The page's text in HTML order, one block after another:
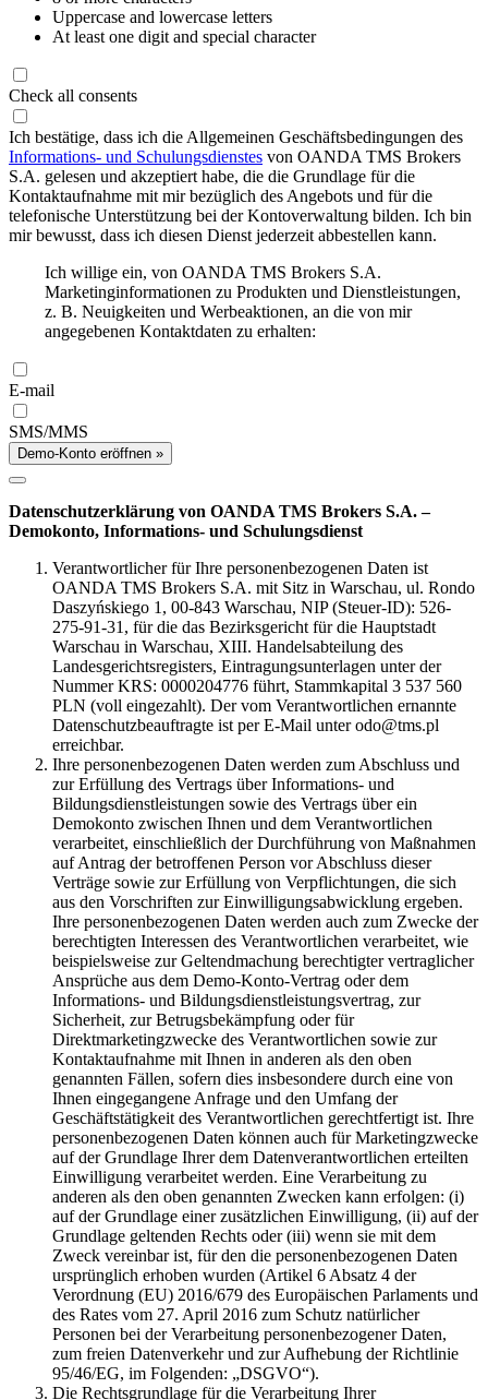
Uppercase and lowercase letters
At least one digit and special character
Check all consents
Ich bestätige, dass ich die Allgemeinen Geschäftsbedingungen des
Informations- und Schulungsdienstes von OANDA TMS Brokers
S.A. gelesen und akzeptiert habe, die die Grundlage für die
Kontaktaufnahme mit mir bezüglich des Angebots und für die
telefonische Unterstützung bei der Kontoverwaltung bilden. Ich bin
mir bewusst, dass ich diesen Dienst jederzeit abbestellen kann.
Ich willige ein, von OANDA TMS Brokers S.A.
Marketinginformationen zu Produkten und Dienstleistungen,
z. B. Neuigkeiten und Werbeaktionen, an die von mir
angegebenen Kontaktdaten zu erhalten:
E-mail
SMS/MMS
Demo-Konto eröffnen »
Datenschutzerklärung von OANDA TMS Brokers S.A. –
Demokonto, Informations- und Schulungsdienst
Verantwortlicher für Ihre personenbezogenen Daten ist
OANDA TMS Brokers S.A. mit Sitz in Warschau, ul. Rondo
Daszyńskiego 1, 00-843 Warschau, NIP (Steuer-ID): 526-
275-91-31, für die das Bezirksgericht für die Hauptstadt
Warschau in Warschau, XIII. Handelsabteilung des
Landesgerichtsregisters, Eintragungsunterlagen unter der
Nummer KRS: 0000204776 führt, Stammkapital 3 537 560
PLN (voll eingezahlt). Der vom Verantwortlichen ernannte
Datenschutzbeauftragte ist per E-Mail unter odo@tms.pl
erreichbar.
Ihre personenbezogenen Daten werden zum Abschluss und
zur Erfüllung des Vertrags über Informations- und
Bildungsdienstleistungen sowie des Vertrags über ein
Demokonto zwischen Ihnen und dem Verantwortlichen
verarbeitet, einschließlich der Durchführung von Maßnahmen
auf Antrag der betroffenen Person vor Abschluss dieser
Verträge sowie zur Erfüllung von Verpflichtungen, die sich
aus den Vorschriften zur Einwilligungsabwicklung ergeben.
Ihre personenbezogenen Daten werden auch zum Zwecke der
berechtigten Interessen des Verantwortlichen verarbeitet, wie
beispielsweise zur Geltendmachung berechtigter vertraglicher
Ansprüche aus dem Demo-Konto-Vertrag oder dem
Informations- und Bildungsdienstleistungsvertrag, zur
Sicherheit, zur Betrugsbekämpfung oder für
Direktmarketingzwecke des Verantwortlichen sowie zur
Kontaktaufnahme mit Ihnen in anderen als den oben
genannten Fällen, sofern dies insbesondere durch eine von
Ihnen eingegangene Anfrage und den Umfang der
Geschäftstätigkeit des Verantwortlichen gerechtfertigt ist. Ihre
personenbezogenen Daten können auch für Marketingzwecke
auf der Grundlage Ihrer dem Datenverantwortlichen erteilten
Einwilligung verarbeitet werden. Eine Verarbeitung zu
anderen als den oben genannten Zwecken kann erfolgen: (i)
auf der Grundlage einer zusätzlichen Einwilligung, (ii) auf der
Grundlage geltenden Rechts oder (iii) wenn sie mit dem
Zweck vereinbar ist, für den die personenbezogenen Daten
ursprünglich erhoben wurden (Artikel 6 Absatz 4 der
Verordnung (EU) 2016/679 des Europäischen Parlaments und
des Rates vom 27. April 2016 zum Schutz natürlicher
Personen bei der Verarbeitung personenbezogener Daten,
zum freien Datenverkehr und zur Aufhebung der Richtlinie
95/46/EG, im Folgenden: „DSGVO“).
Die Rechtsgrundlage für die Verarbeitung Ihrer